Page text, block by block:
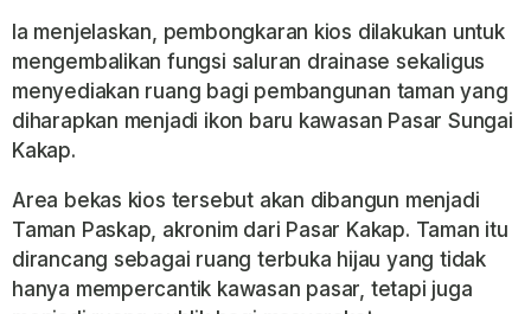
Ia menjelaskan, pembongkaran kios dilakukan untuk
mengembalikan fungsi saluran drainase sekaligus
menyediakan ruang bagi pembangunan taman yang
diharapkan menjadi ikon baru kawasan Pasar Sungai
Kakap.
Area bekas kios tersebut akan dibangun menjadi
Taman Paskap, akronim dari Pasar Kakap. Taman itu
dirancang sebagai ruang terbuka hijau yang tidak
hanya mempercantik kawasan pasar, tetapi juga